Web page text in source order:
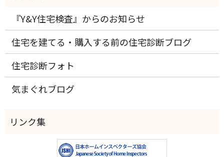
『Y&Y住宅検査』からのお知らせ
住宅を建てる・購入する前の住宅診断ブログ
住宅診断フォト
気まぐれブログ